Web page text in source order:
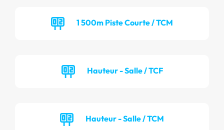
1 500m Piste Courte / TCM
Hauteur - Salle / TCF
Hauteur - Salle / TCM